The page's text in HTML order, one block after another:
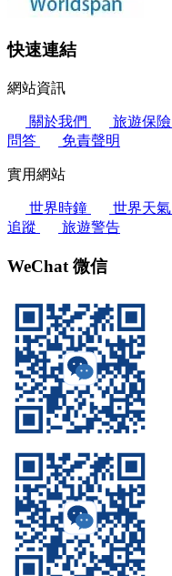
快速連結
網站資訊
關於我們 旅遊保險
問答
免責聲明
實用網站
世界時鐘 世界天氣
追蹤
旅遊警告
WeChat 微信